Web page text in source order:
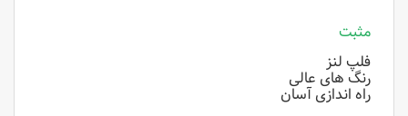
مثبت
فلپ لنز
رنگ های عالی
راه اندازی آسان